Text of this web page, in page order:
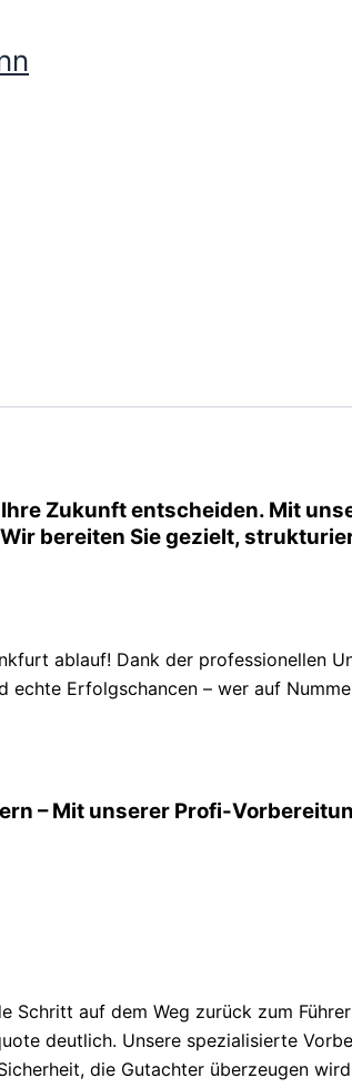
Zukunft entscheiden. Mit
bereiten Sie gezielt,
ablauf! Dank der
echte Erfolgschancen – wer auf
– Mit unserer Profi-
auf dem Weg zurück zum
deutlich. Unsere spezialisierte
die Gutachter überzeugen